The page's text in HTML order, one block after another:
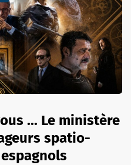
... Le ministère
spatio-